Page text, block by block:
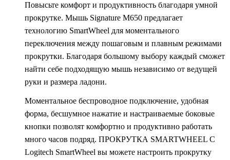
Повысьте комфорт и продуктивность благодаря умной
прокрутке. Мышь Signature M650 предлагает
технологию SmartWheel для моментального
переключения между пошаговым и плавным режимами
прокрутки. Благодаря большому выбору каждый сможет
найти себе подходящую мышь независимо от ведущей
руки и размера ладони.
Моментальное беспроводное подключение, удобная
форма, бесшумное нажатие и настраиваемые боковые
кнопки позволят комфортно и продуктивно работать
много часов подряд. ПРОКРУТКА SMARTWHEEL С
Logitech SmartWheel вы можете настроить прокрутку